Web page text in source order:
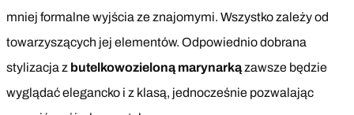
mniej formalne wyjścia ze znajomymi. Wszystko zależy od
towarzyszących jej elementów. Odpowiednio dobrana
stylizacja z butelkowozieloną marynarkązawsze będzie
wyglądać elegancko i z klasą, jednocześnie pozwalając